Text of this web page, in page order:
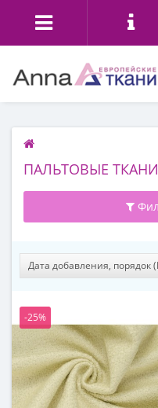
ПАЛЬТОВЫЕ
-25%